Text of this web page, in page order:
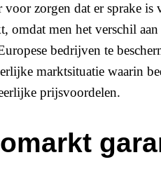
zorgen dat er sprake is
omdat men het verschil aan
bedrijven te
marktsituatie waarin
prijsvoordelen.